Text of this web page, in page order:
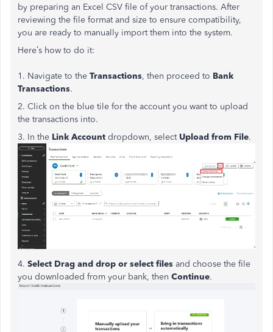
by preparing an Excel CSV file of your transactions. After
reviewing the file format and size to ensure compatibility,
you are ready to manually import them into the system.
Here’s how to do it:
1. Navigate to the Transactions, then proceed to Bank
Transactions.
2. Click on the blue tile for the account you want to upload
the transactions into.
3. In the Link Account dropdown, select Upload from File.
4. Select Drag and drop or select files and choose the file
you downloaded from your bank, then Continue.